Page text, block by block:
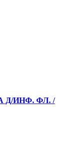
Д/ИНФ. ФЛ. /